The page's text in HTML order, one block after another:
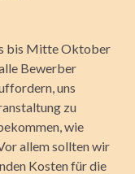
bis Mitte Oktober
Bewerber
uns
zu
wie
allem sollten wir
Kosten für die